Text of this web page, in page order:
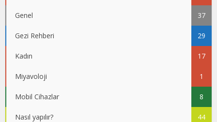
Genel 37
Gezi Rehberi 29
Kadın 17
Miyavoloji 1
Mobil Cihazlar 8
Nasıl yapılır? 44